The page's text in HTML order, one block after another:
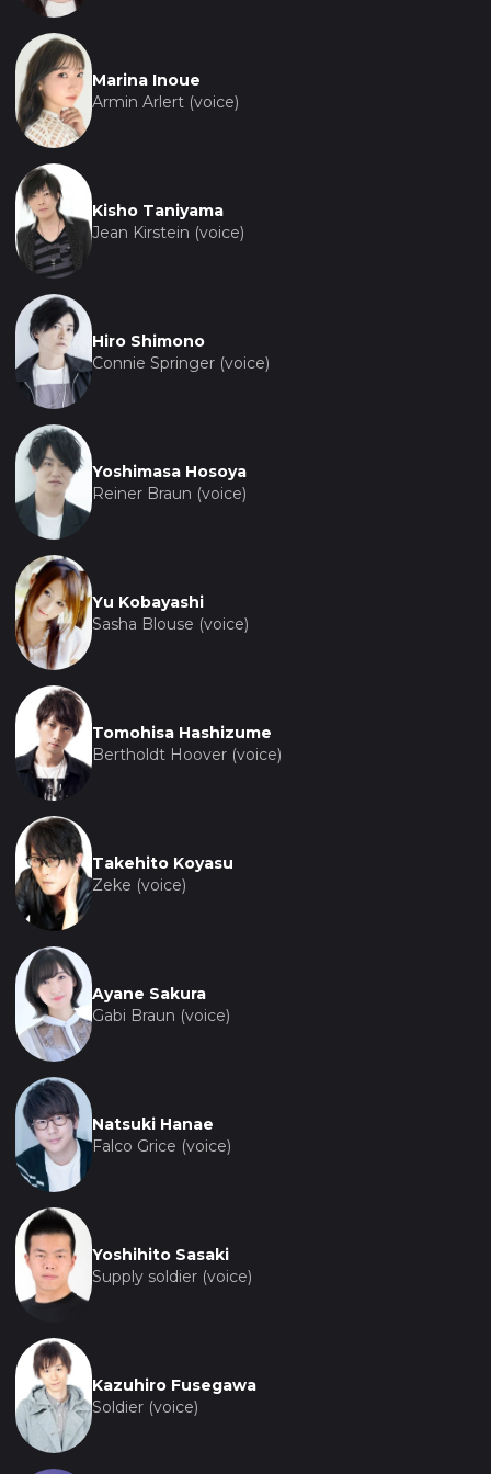
Marina Inoue
Armin Arlert (voice)
Kisho Taniyama
Jean Kirstein (voice)
Hiro Shimono
Connie Springer (voice)
Yoshimasa Hosoya
Reiner Braun (voice)
Yu Kobayashi
Sasha Blouse (voice)
Tomohisa Hashizume
Bertholdt Hoover (voice)
Takehito Koyasu
Zeke (voice)
Ayane Sakura
Gabi Braun (voice)
Natsuki Hanae
Falco Grice (voice)
Yoshihito Sasaki
Supply soldier (voice)
Kazuhiro Fusegawa
Soldier (voice)